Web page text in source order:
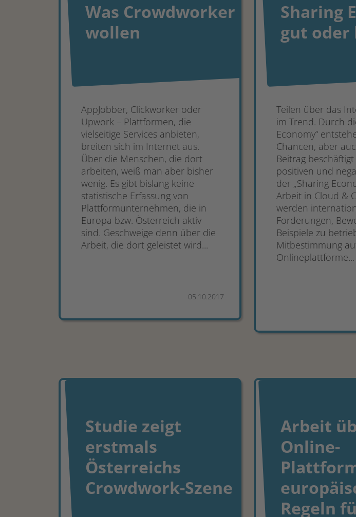
Was Crowdworker
wollen
AppJobber, Clickworker oder
Upwork – Plattformen, die
vielseitige Services anbieten,
breiten sich im Internet aus.
Über die Menschen, die dort
arbeiten, weiß man aber bisher
wenig. Es gibt bislang keine
statistische Erfassung von
Plattformunternehmen, die in
Europa bzw. Österreich aktiv
sind. Geschweige denn über die
Arbeit, die dort geleistet wird...
05.10.2017
Sharing
gut oder
Teilen über das
im Trend. Durch
Economy“
Chancen, aber
Beitrag
positiven und
der „Sharing
Arbeit in Cloud &
werden
Forderungen,
Beispiele zu
Mitbestimmung
Onlineplattforme...
Studie zeigt
erstmals
Österreichs
Crowdwork-Szene
Arbeit
Online-
Regeln